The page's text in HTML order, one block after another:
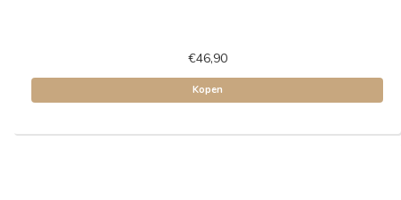
€46,90
Kopen